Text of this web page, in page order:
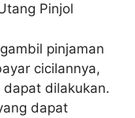
Pinjol
pinjaman
cicilannya,
dilakukan.
dapat